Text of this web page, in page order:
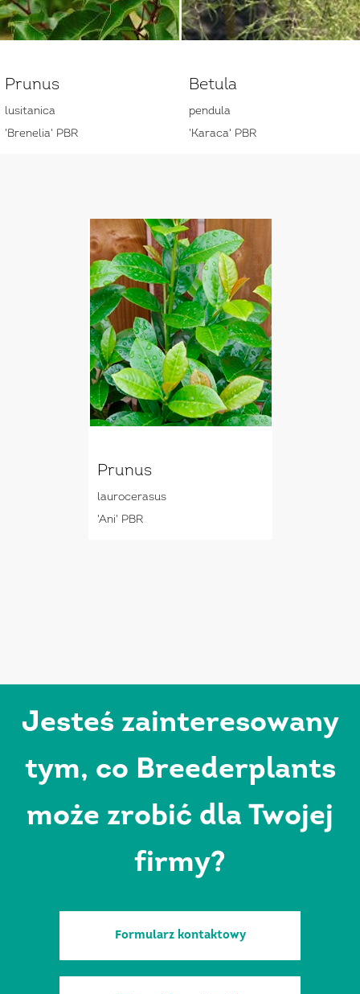
Prunus
lusitanica
'Brenelia' PBR
Betula
pendula
'Karaca' PBR
Prunus
laurocerasus
'Ani' PBR
Jesteś zainteresowany
tym, co Breederplants
może zrobić dla Twojej
firmy?
Formularz kontaktowy